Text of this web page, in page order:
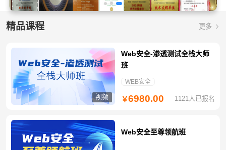
精品课程 更多
视频
Web安全-渗透测试全栈大师
班
WEB安全
￥6980.00 1121人已报名
Web安全至尊领航班